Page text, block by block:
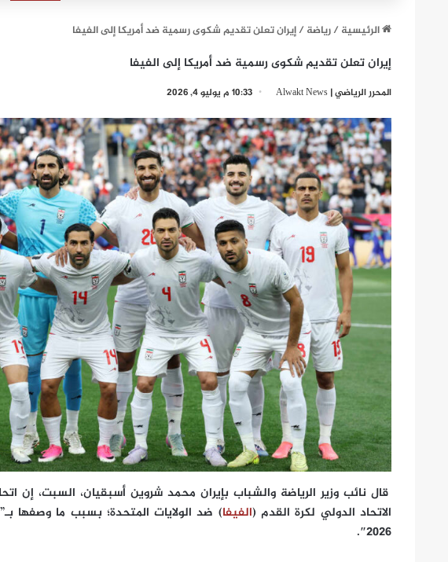
الرئيسية/رياضة/إيران تعلن تقديم شكوى رسمية ضد أمريكا إلى الفيفا
إيران تعلن تقديم شكوى رسمية ضد أمريكا إلى الفيفا
المحرر الرياضي | Alwakt News 10:33 م يوليو 4, 2026
قال نائب وزير الرياضة والشباب بإيران محمد شروين أسبقيان، السبت،
الاتحاد الدولي لكرة القدم (الفيفا) ضد الولايات المتحدة؛ بسبب ما وصفها
2026″.